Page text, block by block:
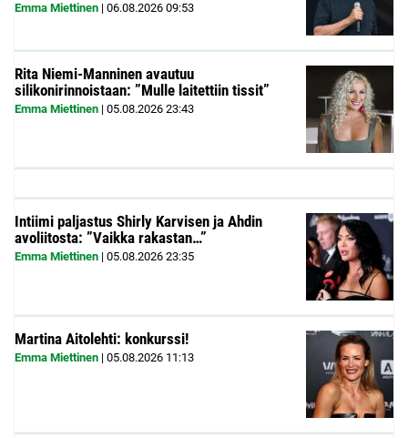
Emma Miettinen | 06.08.2026 09:53
Rita Niemi-Manninen avautuu
silikonirinnoistaan: ”Mulle laitettiin tissit”
Emma Miettinen | 05.08.2026 23:43
Intiimi paljastus Shirly Karvisen ja Ahdin
avoliitosta: ”Vaikka rakastan…”
Emma Miettinen | 05.08.2026 23:35
Martina Aitolehti: konkurssi!
Emma Miettinen | 05.08.2026 11:13